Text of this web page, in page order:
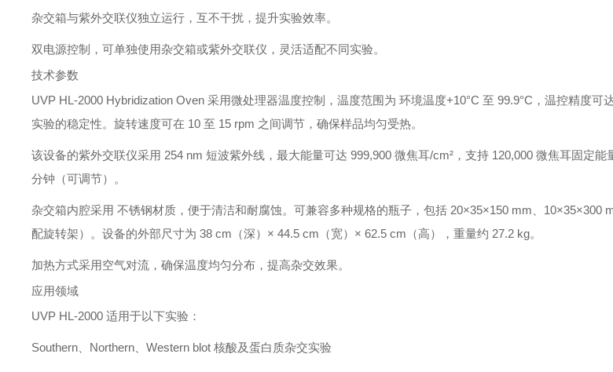
杂交箱与紫外交联仪独立运行，互不干扰，提升实验效率。
双电源控制，可单独使用杂交箱或紫外交联仪，灵活适配不同实验。
技术参数
UVP HL-2000 Hybridization Oven 采用微处理器温度控制，温度范围为 环境温度+10°C 至 99.9°C，温控精度可
实验的稳定性。旋转速度可在 10 至 15 rpm 之间调节，确保样品均匀受热。
该设备的紫外交联仪采用 254 nm 短波紫外线，最大能量可达 999,900 微焦耳/cm²，支持 120,000 微焦耳固定
分钟（可调节）。
杂交箱内腔采用 不锈钢材质，便于清洁和耐腐蚀。可兼容多种规格的瓶子，包括 20×35×150 mm、10×35×300
配旋转架）。设备的外部尺寸为 38 cm（深）× 44.5 cm（宽）× 62.5 cm（高），重量约 27.2 kg。
加热方式采用空气对流，确保温度均匀分布，提高杂交效果。
应用领域
UVP HL-2000 适用于以下实验：
Southern、Northern、Western blot 核酸及蛋白质杂交实验